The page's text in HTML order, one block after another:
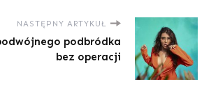
NASTĘPNY ARTYKUŁ
podbródka
bez operacji